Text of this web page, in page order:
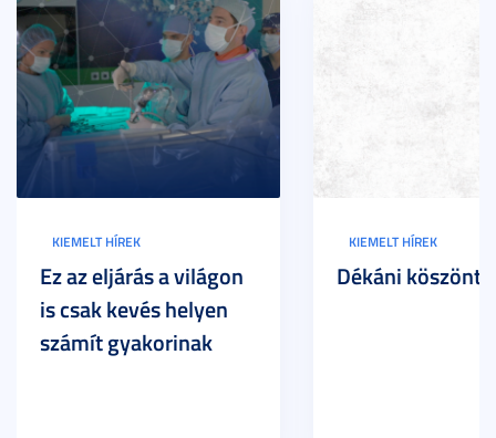
KIEMELT HÍREK
Ez az eljárás a világon
is csak kevés helyen
számít gyakorinak
KIEMELT HÍREK
Dékáni köszöntő